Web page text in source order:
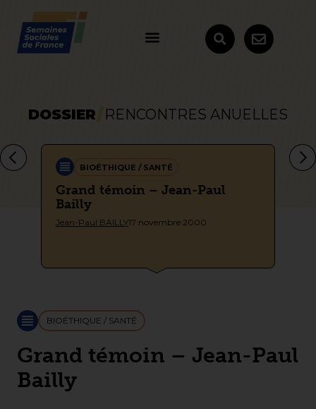
DOSSIER RENCONTRES ANUELLES
BIOÉTHIQUE / SANTÉ
Grand témoin – Jean-Paul
Bailly
Jean-Paul BAILLY17 novembre 2000
BIOÉTHIQUE / SANTÉ
Grand témoin – Jean-Paul
Bailly